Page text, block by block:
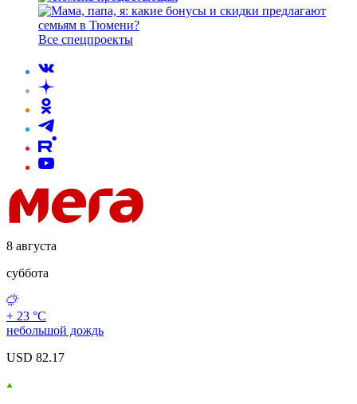
Все спецпроекты
8 августа
суббота
+ 23 °С
небольшой дождь
USD 82.17